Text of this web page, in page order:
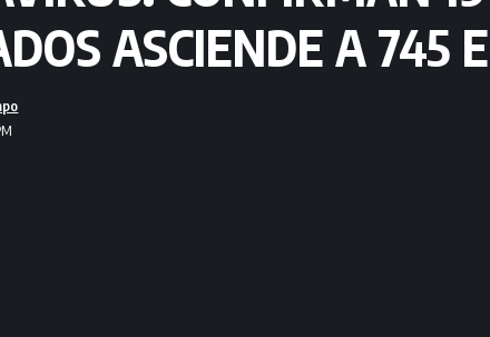
ASCIENDE A 745